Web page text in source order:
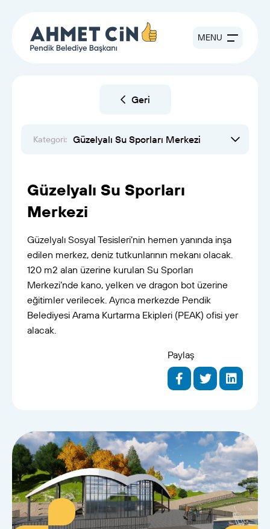
MENU
Geri
Kategori: Güzelyalı Su Sporları Merkezi
Güzelyalı Su Sporları
Merkezi
Güzelyalı Sosyal Tesisleri’nin hemen yanında inşa
edilen merkez, deniz tutkunlarının mekanı olacak.
120 m2 alan üzerine kurulan Su Sporları
Merkezi’nde kano, yelken ve dragon bot üzerine
eğitimler verilecek. Ayrıca merkezde Pendik
Belediyesi Arama Kurtarma Ekipleri (PEAK) ofisi yer
alacak.
Paylaş